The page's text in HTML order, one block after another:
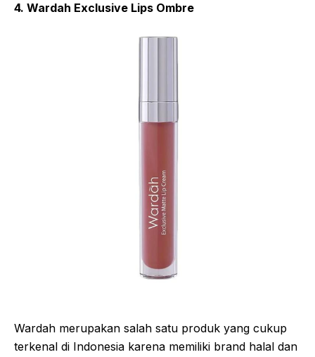
4. Wardah Exclusive Lips Ombre
Wardah merupakan salah satu produk yang cukup
terkenal di Indonesia karena memiliki brand halal dan